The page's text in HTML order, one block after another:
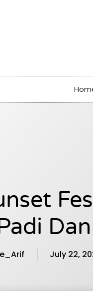
July 22,